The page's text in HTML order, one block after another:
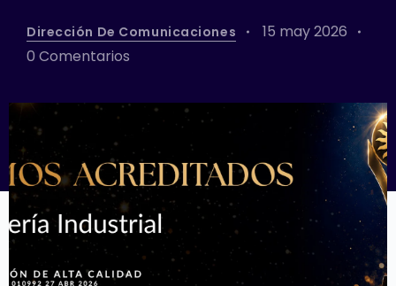
Dirección De Comunicaciones
15 may 2026
0 Comentarios